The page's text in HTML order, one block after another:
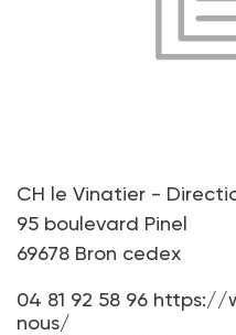
CH le Vinatier -
95 boulevard Pinel
69678 Bron cedex
04 81 92 58 96 https://
nous/